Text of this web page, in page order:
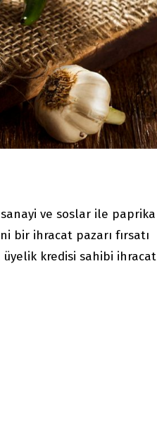
ve soslar ile paprika
bir ihracat pazarı fırsatı
üyelik kredisi sahibi ihracat